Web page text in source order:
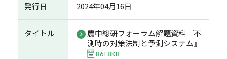
発行日 2024年04月16日
タイトル
農中総研フォーラム解題資料『不
測時の対策法制と予測システム』
861.8KB